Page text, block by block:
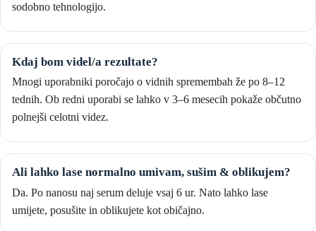
sodobno tehnologijo.
Kdaj bom videl/a rezultate?
Mnogi uporabniki poročajo o vidnih spremembah že po 8–12
tednih. Ob redni uporabi se lahko v 3–6 mesecih pokaže občutno
polnejši celotni videz.
Ali lahko lase normalno umivam, sušim & oblikujem?
Da. Po nanosu naj serum deluje vsaj 6 ur. Nato lahko lase
umijete, posušite in oblikujete kot običajno.